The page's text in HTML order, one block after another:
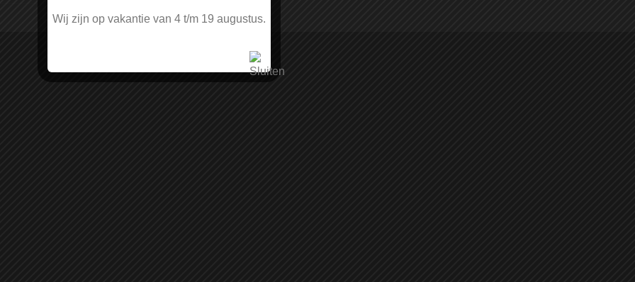
Wij zijn op vakantie van 4 t/m 19 augustus.